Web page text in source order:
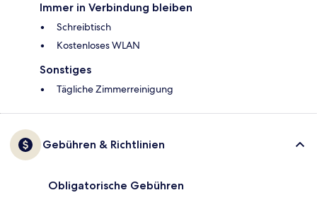
Immer in Verbindung bleiben
Schreibtisch
Kostenloses WLAN
Sonstiges
Tägliche Zimmerreinigung
Gebühren & Richtlinien
Obligatorische Gebühren